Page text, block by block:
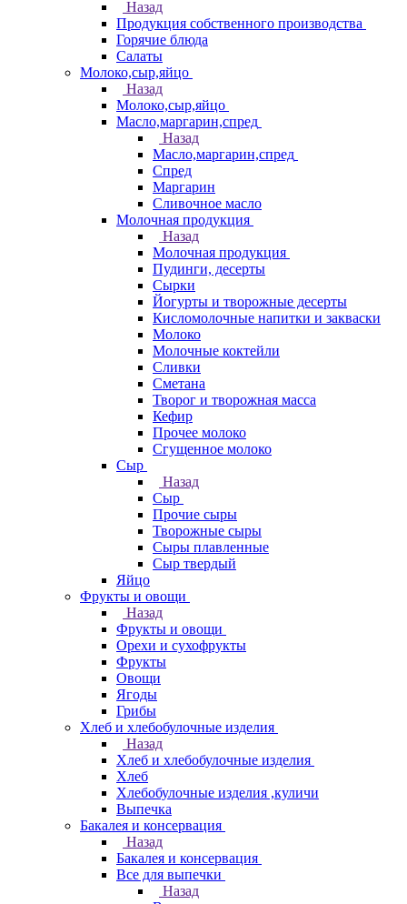
Назад
Продукция собственного производства
Горячие блюда
Салаты
Молоко,сыр,яйцо
Назад
Молоко,сыр,яйцо
Масло,маргарин,спред
Назад
Масло,маргарин,спред
Спред
Маргарин
Сливочное масло
Молочная продукция
Назад
Молочная продукция
Пудинги, десерты
Сырки
Йогурты и творожные десерты
Кисломолочные напитки и закваски
Молоко
Молочные коктейли
Сливки
Сметана
Творог и творожная масса
Кефир
Прочее молоко
Сгущенное молоко
Сыр
Назад
Сыр
Прочие сыры
Творожные сыры
Сыры плавленные
Сыр твердый
Яйцо
Фрукты и овощи
Назад
Фрукты и овощи
Орехи и сухофрукты
Фрукты
Овощи
Ягоды
Грибы
Хлеб и хлебобулочные изделия
Назад
Хлеб и хлебобулочные изделия
Хлеб
Хлебобулочные изделия ,куличи
Выпечка
Бакалея и консервация
Назад
Бакалея и консервация
Все для выпечки
Назад